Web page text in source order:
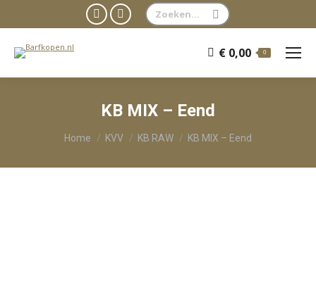
Facebook
in
window
WhatsApp
in
window
Zoeken:
€ 0,00 0
KB MIX – Eend
Je bent hier:
Home KVV KB RAW KB MIX – Eend